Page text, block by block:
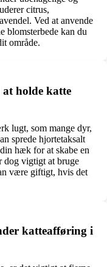
citrus,
Ved at anvende
blomsterbede kan du
område.
holde katte
lugt, som mange dyr,
sprede hjortetaksalt
hæk for at skabe en
dog vigtigt at bruge
være giftigt, hvis det
katteafføring i